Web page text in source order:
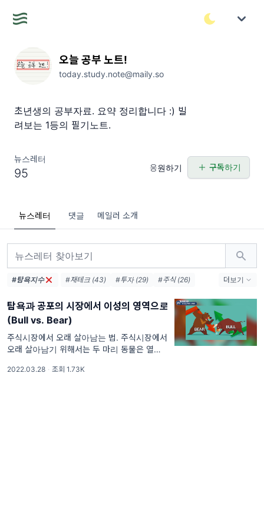
오늘 공부 노트!
today.study.note@maily.so
초년생의 공부자료. 요약 정리합니다 :) 빌
려보는 1등의 필기노트.
뉴스레터
95 응원하기 구독하기
뉴스레터 댓글 메일러 소개
#탐욕지수 #재테크 (43) #투자 (29)
#주식 (26)
#회사원 (17)
#직장인 (15)
#독서 (15)
#자기계발 (13)
#경제 (12)
#금리 (11)
#창업 (10) #독서모임 (8)
더보기
탐욕과 공포의 시장에서 이성의 영역으로
(Bull vs. Bear)
주식시장에서 오래 살아남는 법. 주식시장에서
오래 살아남기 위해서는 두 마리 동물은 열심히
다. Bull vs. Bear (황소와 곰)
2022.03.28 · 조회 1.73K